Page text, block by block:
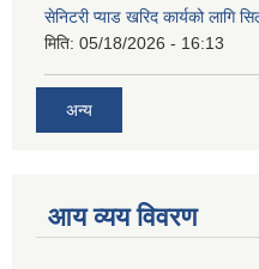
सेनिटरी प्याड खरिद कार्यको लागि
मिति: 05/18/2026 - 16:13
अन्य
आय व्यय विवरण